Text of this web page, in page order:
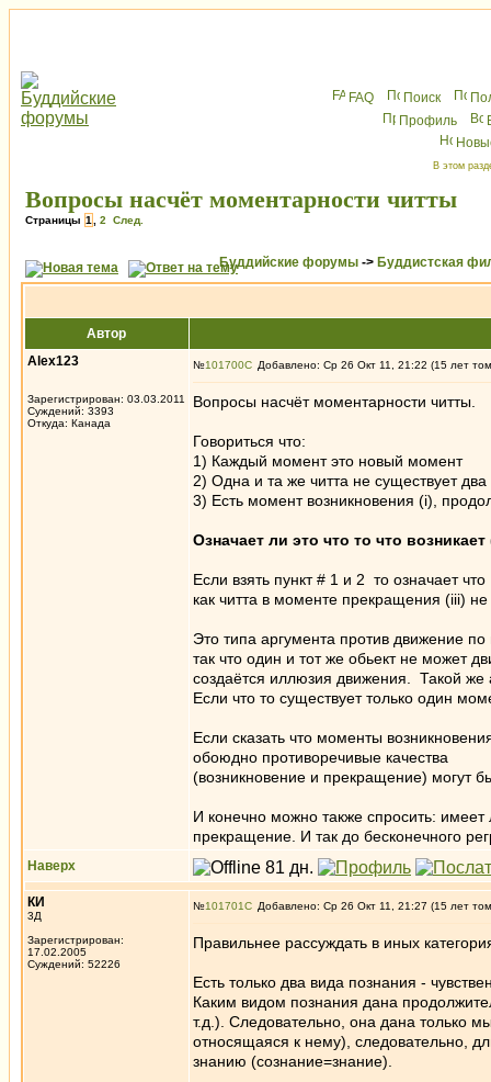
FAQ Поиск
Профиль
В этом
Вопросы насчёт моментарности читты
Страницы 1 2 След.
Буддийские форумы -> Буддистская
Автор
Alex123
Зарегистрирован: 03.03.2011
Суждений: 3393
Откуда: Канада
№101700 Добавлено: Ср 26 Окт 11, 21:22 (15 лет
Вопросы насчёт моментарности читты.
Говориться что:
1) Каждый момент это новый момент
2) Одна и та же читта не существует
3) Есть момент возникновения (i),
Означает ли это что то что
Если взять пункт # 1 и 2 то означает
как читта в моменте прекращения (iii) не
Это типа аргумента против движение
так что один и тот же обьект не может
создаётся иллюзия движения. Такой
Если что то существует только один
Если сказать что моменты
обоюдно противоречивые качества
(возникновение и прекращение) могут
И конечно можно также спросить:
прекращение. И так до бесконечного
Наверх
КИ
3Д
Зарегистрирован:
17.02.2005
Суждений: 52226
№101701 Добавлено: Ср 26 Окт 11, 21:27 (15 лет
Правильнее рассуждать в иных
Есть только два вида познания -
Каким видом познания дана
т.д.). Следовательно, она дана только
относящаяся к нему), следовательно,
знанию (сознание=знание).